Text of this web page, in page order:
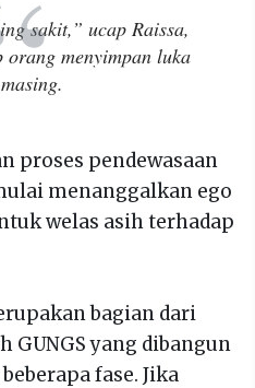
sakit,” ucap Raissa,
orang menyimpan luka
proses pendewasaan
menanggalkan ego
welas asih terhadap
bagian dari
GUNGS yang dibangun
fase. Jika